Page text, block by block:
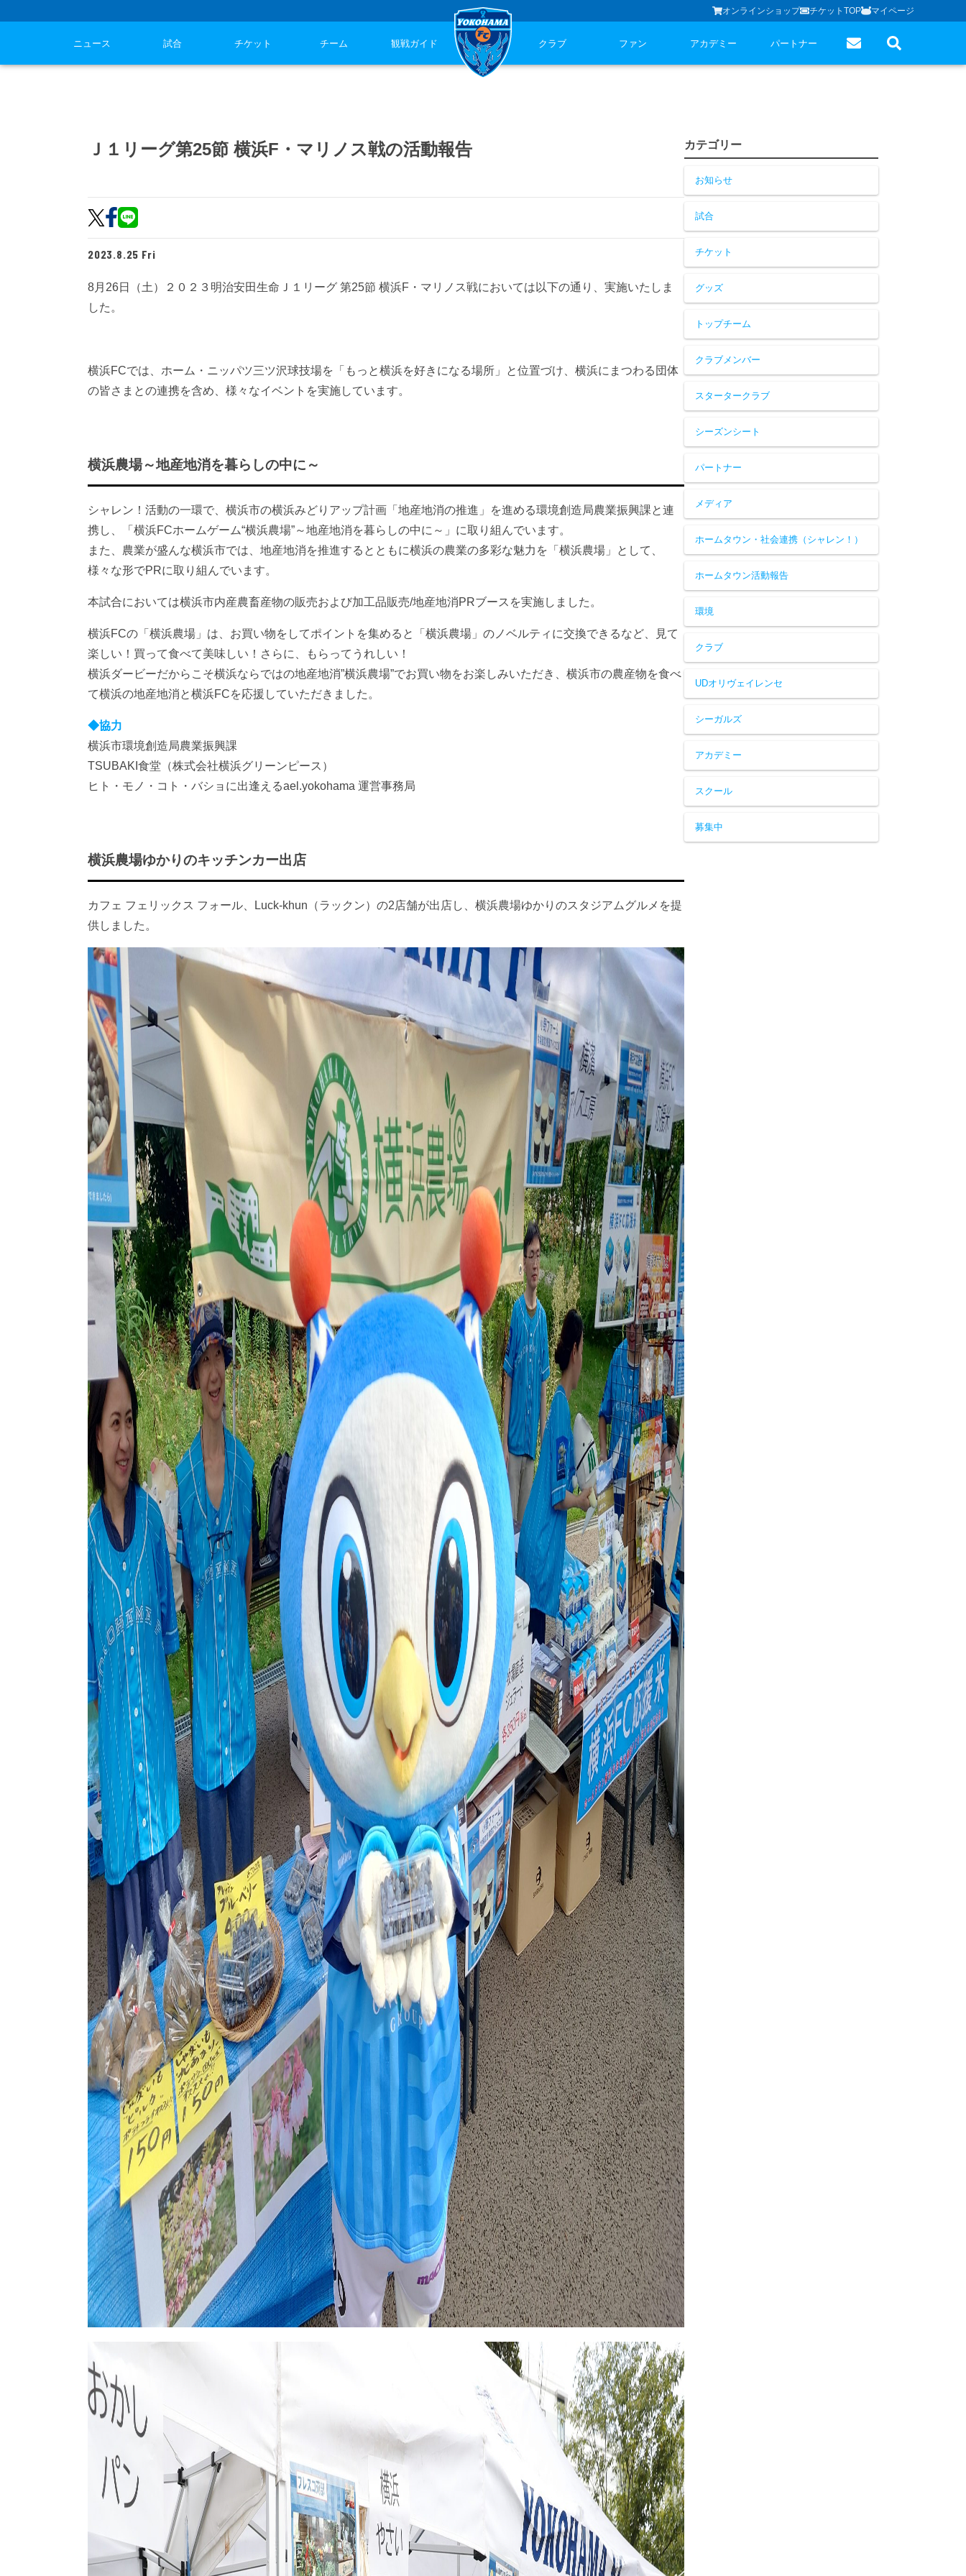
オンラインショップ チケットTOP マイページ
ニュース 試合 チケット チーム 観戦ガイド クラブ ファン アカデミー パートナー
Ｊ１リーグ第25節 横浜F・マリノス戦の活動報告
2023.8.25 Fri
8月26日（土）２０２３明治安田生命Ｊ１リーグ 第25節 横浜F・マリノス戦においては以下の通り、実施いたしま
した。
横浜FCでは、ホーム・ニッパツ三ツ沢球技場を「もっと横浜を好きになる場所」と位置づけ、横浜にまつわる団体
の皆さまとの連携を含め、様々なイベントを実施しています。
横浜農場～地産地消を暮らしの中に～
シャレン！活動の一環で、横浜市の横浜みどりアップ計画「地産地消の推進」を進める環境創造局農業振興課と連
携し、「横浜FCホームゲーム“横浜農場”～地産地消を暮らしの中に～」に取り組んでいます。
また、農業が盛んな横浜市では、地産地消を推進するとともに横浜の農業の多彩な魅力を「横浜農場」として、
様々な形でPRに取り組んでいます。
本試合においては横浜市内産農畜産物の販売および加工品販売/地産地消PRブースを実施しました。
横浜FCの「横浜農場」は、お買い物をしてポイントを集めると「横浜農場」のノベルティに交換できるなど、見て
楽しい！買って食べて美味しい！さらに、もらってうれしい！
横浜ダービーだからこそ横浜ならではの地産地消”横浜農場”でお買い物をお楽しみいただき、横浜市の農産物を食べ
て横浜の地産地消と横浜FCを応援していただきました。
◆協力
横浜市環境創造局農業振興課
TSUBAKI食堂（株式会社横浜グリーンピース）
ヒト・モノ・コト・バショに出逢えるael.yokohama 運営事務局
横浜農場ゆかりのキッチンカー出店
カフェ フェリックス フォール、Luck-khun（ラックン）の2店舗が出店し、横浜農場ゆかりのスタジアムグルメを提
供しました。
カテゴリー
お知らせ
試合
チケット
グッズ
トップチーム
クラブメンバー
スタータークラブ
シーズンシート
パートナー
メディア
ホームタウン・社会連携（シャレン！）
ホームタウン活動報告
環境
クラブ
UDオリヴェイレンセ
シーガルズ
アカデミー
スクール
募集中